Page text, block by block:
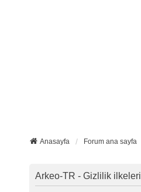
Anasayfa Forum ana sayfa
Arkeo-TR - Gizlilik ilkeleri